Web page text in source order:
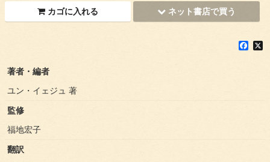
カゴに入れる ネット書店で買う
a
著者・編者
ユン・イェジュ 著
監修
福地宏子
翻訳